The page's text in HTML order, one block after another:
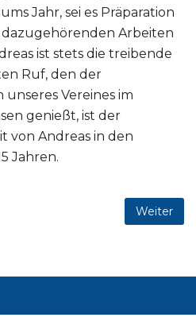
Jahr, sei es Präparation
Arbeiten
ist stets die treibende
Ruf, den der
Vereines im
genießt, ist der
von Andreas in den
Jahren.
Weiter